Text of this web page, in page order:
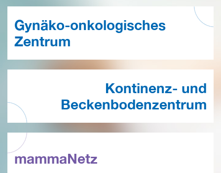
Gynäko-onkologisches
Zentrum
Kontinenz- und
Beckenbodenzentrum
mammaNetz